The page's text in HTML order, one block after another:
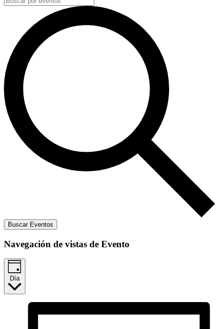
Buscar Eventos
Navegación de vistas de Evento
Día